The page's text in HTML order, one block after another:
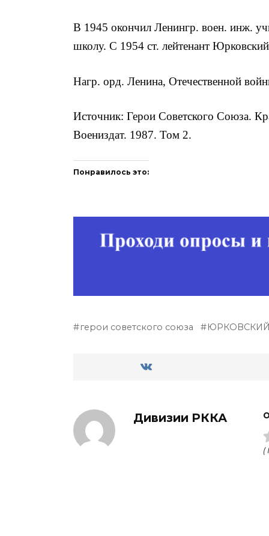
В 1945 окончил Ленингр. воен. инж.
школу. С 1954 ст. лейтенант
Нагр. орд. Ленина, Отечественной
Источник: Герои Советского Союза.
Воениздат. 1987. Том 2.
Понравилось это:
герои советского союза ЮРКОВСКИЙ
Дивизии РККА
(